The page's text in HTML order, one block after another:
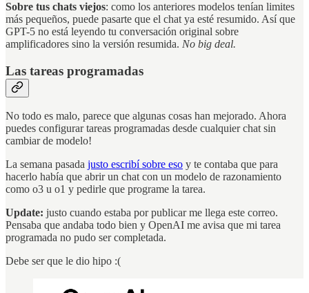
Sobre tus chats viejos: como los anteriores modelos tenían limites
más pequeños, puede pasarte que el chat ya esté resumido. Así que
GPT-5 no está leyendo tu conversación original sobre
amplificadores sino la versión resumida. No big deal.
Las tareas programadas
No todo es malo, parece que algunas cosas han mejorado. Ahora
puedes configurar tareas programadas desde cualquier chat sin
cambiar de modelo!
La semana pasada justo escribí sobre eso y te contaba que para
hacerlo había que abrir un chat con un modelo de razonamiento
como o3 u o1 y pedirle que programe la tarea.
Update: justo cuando estaba por publicar me llega este correo.
Pensaba que andaba todo bien y OpenAI me avisa que mi tarea
programada no pudo ser completada.
Debe ser que le dio hipo :(